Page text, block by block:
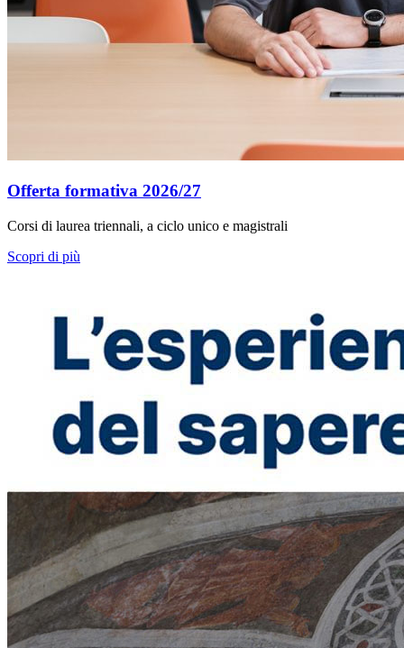
Offerta formativa 2026/27
Corsi di laurea triennali, a ciclo unico e magistrali
Scopri di più